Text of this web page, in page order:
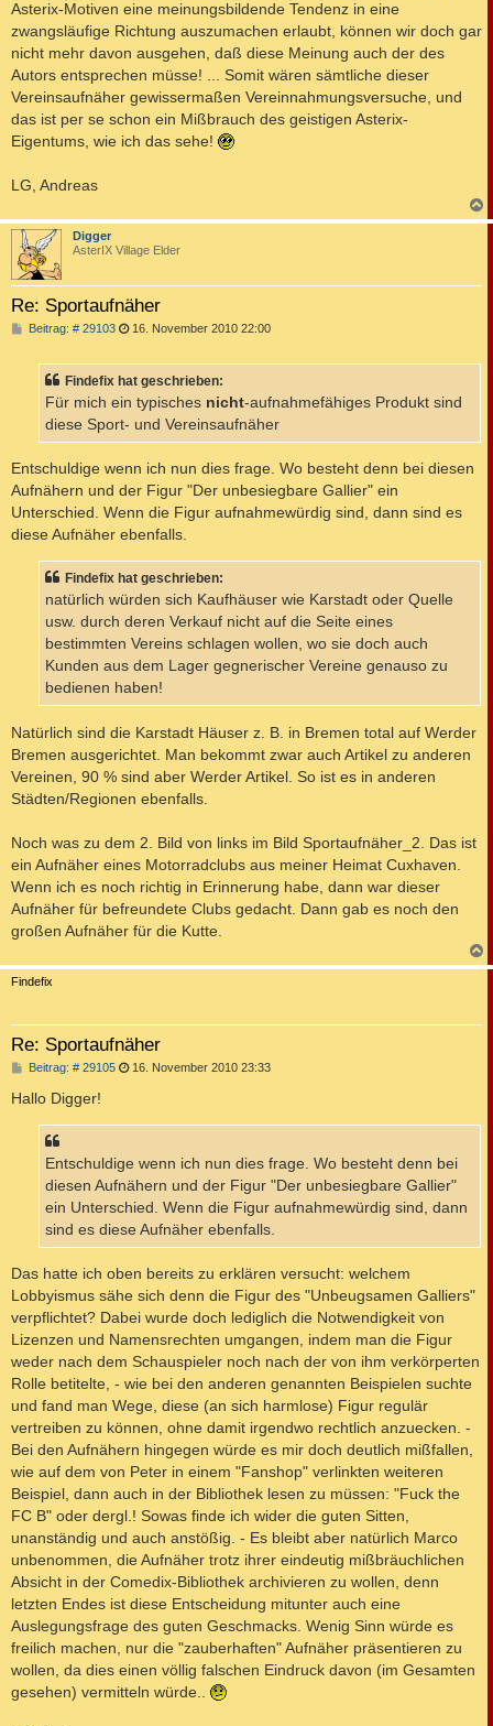
Asterix-Motiven eine meinungsbildende Tendenz in eine
zwangsläufige Richtung auszumachen erlaubt, können wir doch gar
nicht mehr davon ausgehen, daß diese Meinung auch der des
Autors entsprechen müsse! ... Somit wären sämtliche dieser
Vereinsaufnäher gewissermaßen Vereinnahmungsversuche, und
das ist per se schon ein Mißbrauch des geistigen Asterix-
Eigentums, wie ich das sehe!
LG, Andreas
a
Digger
AsterIX Village Elder
Re: Sportaufnäher
Beitrag: # 29103B
r
a
16. November 2010 22:00
Findefix hat geschrieben:
Für mich ein typisches nicht-aufnahmefähiges Produkt sind
diese Sport- und Vereinsaufnäher
Entschuldige wenn ich nun dies frage. Wo besteht denn bei diesen
Aufnähern und der Figur "Der unbesiegbare Gallier" ein
Unterschied. Wenn die Figur aufnahmewürdig sind, dann sind es
diese Aufnäher ebenfalls.
Findefix hat geschrieben:
natürlich würden sich Kaufhäuser wie Karstadt oder Quelle
usw. durch deren Verkauf nicht auf die Seite eines
bestimmten Vereins schlagen wollen, wo sie doch auch
Kunden aus dem Lager gegnerischer Vereine genauso zu
bedienen haben!
Natürlich sind die Karstadt Häuser z. B. in Bremen total auf Werder
Bremen ausgerichtet. Man bekommt zwar auch Artikel zu anderen
Vereinen, 90 % sind aber Werder Artikel. So ist es in anderen
Städten/Regionen ebenfalls.
Noch was zu dem 2. Bild von links im Bild Sportaufnäher_2. Das ist
ein Aufnäher eines Motorradclubs aus meiner Heimat Cuxhaven.
Wenn ich es noch richtig in Erinnerung habe, dann war dieser
Aufnäher für befreundete Clubs gedacht. Dann gab es noch den
großen Aufnäher für die Kutte.
a
Findefix
Re: Sportaufnäher
Beitrag: # 29105B
r
16. November 2010 23:33
Hallo Digger!
Entschuldige wenn ich nun dies frage. Wo besteht denn bei
diesen Aufnähern und der Figur "Der unbesiegbare Gallier"
ein Unterschied. Wenn die Figur aufnahmewürdig sind, dann
sind es diese Aufnäher ebenfalls.
Das hatte ich oben bereits zu erklären versucht: welchem
Lobbyismus sähe sich denn die Figur des "Unbeugsamen Galliers"
verpflichtet? Dabei wurde doch lediglich die Notwendigkeit von
Lizenzen und Namensrechten umgangen, indem man die Figur
weder nach dem Schauspieler noch nach der von ihm verkörperten
Rolle betitelte, - wie bei den anderen genannten Beispielen suchte
und fand man Wege, diese (an sich harmlose) Figur regulär
vertreiben zu können, ohne damit irgendwo rechtlich anzuecken. -
Bei den Aufnähern hingegen würde es mir doch deutlich mißfallen,
wie auf dem von Peter in einem "Fanshop" verlinkten weiteren
Beispiel, dann auch in der Bibliothek lesen zu müssen: "Fuck the
FC B" oder dergl.! Sowas finde ich wider die guten Sitten,
unanständig und auch anstößig. - Es bleibt aber natürlich Marco
unbenommen, die Aufnäher trotz ihrer eindeutig mißbräuchlichen
Absicht in der Comedix-Bibliothek archivieren zu wollen, denn
letzten Endes ist diese Entscheidung mitunter auch eine
Auslegungsfrage des guten Geschmacks. Wenig Sinn würde es
freilich machen, nur die "zauberhaften" Aufnäher präsentieren zu
wollen, da dies einen völlig falschen Eindruck davon (im Gesamten
gesehen) vermitteln würde..